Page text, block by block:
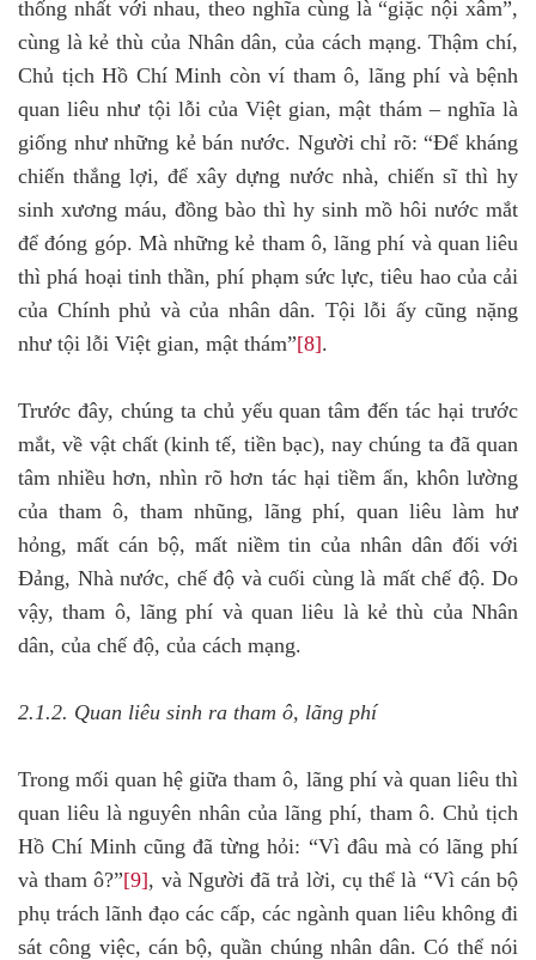
thống nhất với nhau, theo nghĩa cùng là “giặc nội xâm”,
cùng là kẻ thù của Nhân dân, của cách mạng. Thậm chí,
Chủ tịch Hồ Chí Minh còn ví tham ô, lãng phí và bệnh
quan liêu như tội lỗi của Việt gian, mật thám – nghĩa là
giống như những kẻ bán nước. Người chỉ rõ: “Để kháng
chiến thắng lợi, để xây dựng nước nhà, chiến sĩ thì hy
sinh xương máu, đồng bào thì hy sinh mồ hôi nước mắt
để đóng góp. Mà những kẻ tham ô, lãng phí và quan liêu
thì phá hoại tinh thần, phí phạm sức lực, tiêu hao của cải
của Chính phủ và của nhân dân. Tội lỗi ấy cũng nặng
như tội lỗi Việt gian, mật thám”[8].
Trước đây, chúng ta chủ yếu quan tâm đến tác hại trước
mắt, về vật chất (kinh tế, tiền bạc), nay chúng ta đã quan
tâm nhiều hơn, nhìn rõ hơn tác hại tiềm ẩn, khôn lường
của tham ô, tham nhũng, lãng phí, quan liêu làm hư
hỏng, mất cán bộ, mất niềm tin của nhân dân đối với
Đảng, Nhà nước, chế độ và cuối cùng là mất chế độ. Do
vậy, tham ô, lãng phí và quan liêu là kẻ thù của Nhân
dân, của chế độ, của cách mạng.
2.1.2. Quan liêu sinh ra tham ô, lãng phí
Trong mối quan hệ giữa tham ô, lãng phí và quan liêu thì
quan liêu là nguyên nhân của lãng phí, tham ô. Chủ tịch
Hồ Chí Minh cũng đã từng hỏi: “Vì đâu mà có lãng phí
và tham ô?”[9], và Người đã trả lời, cụ thể là “Vì cán bộ
phụ trách lãnh đạo các cấp, các ngành quan liêu không đi
sát công việc, cán bộ, quần chúng nhân dân. Có thể nói